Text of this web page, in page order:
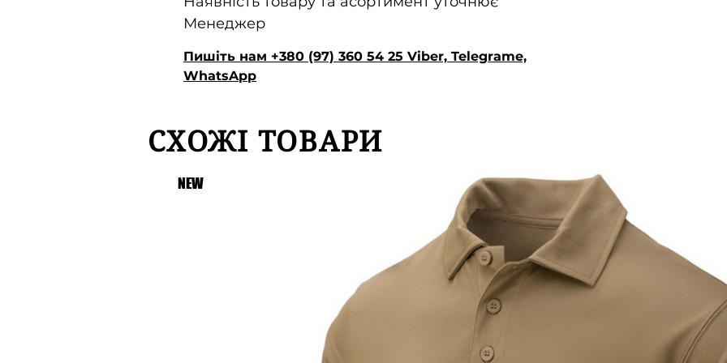
Менеджер
Пишіть нам +380 (97) 360 54 25 Viber, Telegrame,
WhatsApp
СХОЖІ ТОВАРИ
NEW